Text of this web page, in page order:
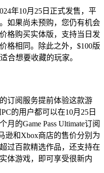
年10月25日正式发售，平
如果尚未预购，您仍有机会
格购买实体版，支持当日发
格相同。除此之外，$100版
合想要收藏的玩家。
订阅服务提前体验这款游
的用户都可以在10月25日
的Game Pass Ultimate订阅
逊和Xbox商店的售价分别为
过百款精选作品，还支持在
体游戏，即可享受很新内